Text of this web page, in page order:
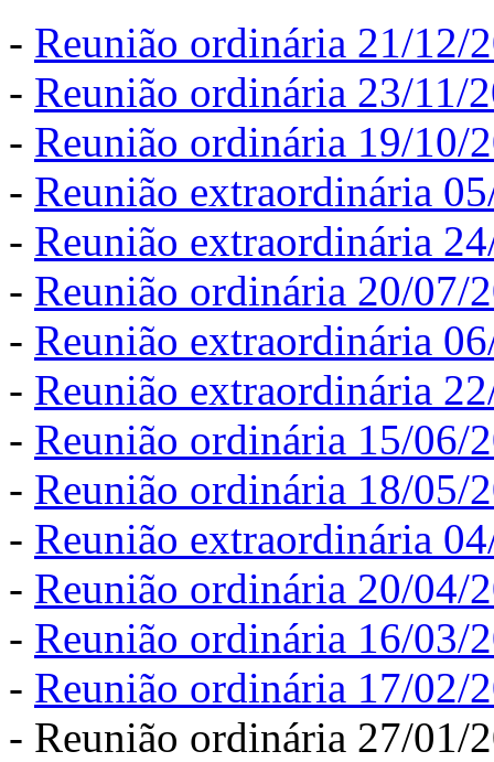
- Reunião ordinária 21/12/
- Reunião ordinária 23/11/
- Reunião ordinária 19/10/
- Reunião extraordinária
- Reunião extraordinária
- Reunião ordinária 20/07/
- Reunião extraordinária
- Reunião extraordinária
- Reunião ordinária 15/06/
- Reunião ordinária 18/05/
- Reunião extraordinária
- Reunião ordinária 20/04/
- Reunião ordinária 16/03/
- Reunião ordinária 17/02/
- Reunião ordinária 27/01/